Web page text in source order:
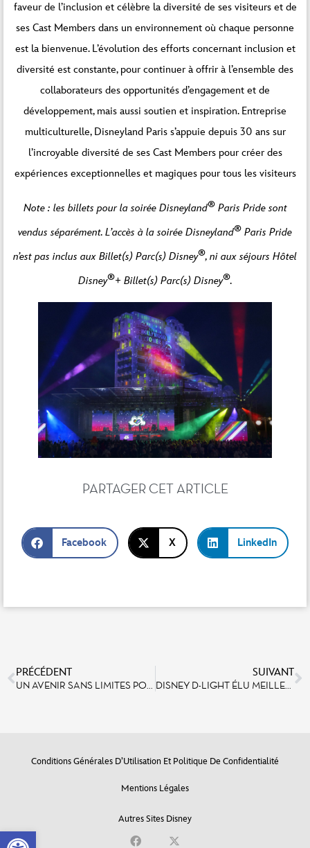
Open toolbar
faveur de l’inclusion et célèbre la diversité de ses visiteurs et de
ses Cast Members dans un environnement où chaque personne
est la bienvenue. L’évolution des efforts concernant inclusion et
diversité est constante, pour continuer à offrir à l’ensemble des
collaborateurs des opportunités d’engagement et de
développement, mais aussi soutien et inspiration. Entreprise
multiculturelle, Disneyland Paris s’appuie depuis 30 ans sur
l’incroyable diversité de ses Cast Members pour créer des
expériences exceptionnelles et magiques pour tous les visiteurs
Note : les billets pour la soirée Disneyland®Paris Pride sont
vendus séparément. L’accès à la soirée Disneyland® Paris Pride
n’est pas inclus aux Billet(s) Parc(s) Disney®, ni aux séjours Hôtel
Disney®+ Billet(s) Parc(s) Disney®.
PARTAGER CET ARTICLE
Facebook X LinkedIn
PRÉCÉDENT
UN AVENIR SANS LIMITES POUR DISNEYLAND PARIS DÉVOILÉ À L’EXPO D23 EXPO 2022
SUIVANT
DISNEY D-LIGHT ÉLU MEILLEUR SPECTACLE LIVE 2022
Conditions Générales D’Utilisation Et Politique De Confidentialité
Mentions Légales
Autres Sites Disney